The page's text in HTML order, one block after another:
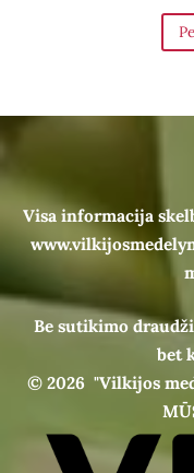
Visa informacija
Be sutikimo
bet
© 2026 "Vilkijos